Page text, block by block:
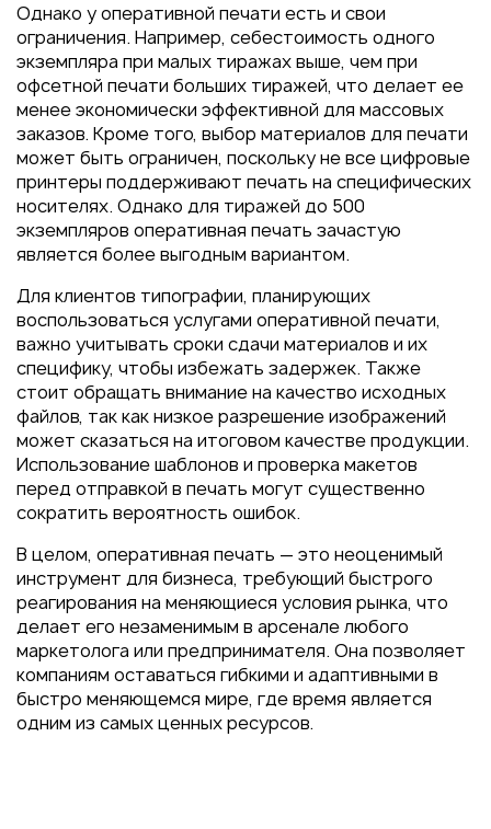
Однако у оперативной печати есть и свои
ограничения. Например, себестоимость одного
экземпляра при малых тиражах выше, чем при
офсетной печати больших тиражей, что делает ее
менее экономически эффективной для массовых
заказов. Кроме того, выбор материалов для печати
может быть ограничен, поскольку не все цифровые
принтеры поддерживают печать на специфических
носителях. Однако для тиражей до 500
экземпляров оперативная печать зачастую
является более выгодным вариантом.
Для клиентов типографии, планирующих
воспользоваться услугами оперативной печати,
важно учитывать сроки сдачи материалов и их
специфику, чтобы избежать задержек. Также
стоит обращать внимание на качество исходных
файлов, так как низкое разрешение изображений
может сказаться на итоговом качестве продукции.
Использование шаблонов и проверка макетов
перед отправкой в печать могут существенно
сократить вероятность ошибок.
В целом, оперативная печать — это неоценимый
инструмент для бизнеса, требующий быстрого
реагирования на меняющиеся условия рынка, что
делает его незаменимым в арсенале любого
маркетолога или предпринимателя. Она позволяет
компаниям оставаться гибкими и адаптивными в
быстро меняющемся мире, где время является
одним из самых ценных ресурсов.